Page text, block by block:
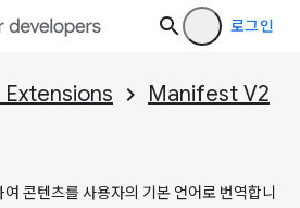
로그인
Manifest V2
콘텐츠를 사용자의 기본 언어로 번역합니